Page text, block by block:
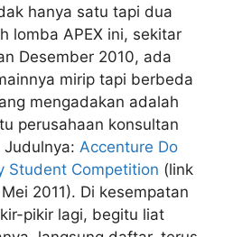
hanya satu tapi dua
lomba APEX ini, sekitar
Desember 2010, ada
mirip tapi berbeda
mengadakan adalah
perusahaan konsultan
Accenture Do
Student Competition (link
2011). Di kesempatan
pikir lagi, begitu liat